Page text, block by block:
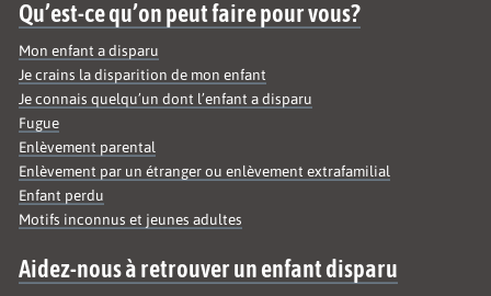
Qu’est-ce qu’on peut faire pour vous?
Mon enfant a disparu
Je crains la disparition de mon enfant
Je connais quelqu’un dont l’enfant a disparu
Fugue
Enlèvement parental
Enlèvement par un étranger ou enlèvement extrafamilial
Enfant perdu
Motifs inconnus et jeunes adultes
Aidez-nous à retrouver un enfant disparu